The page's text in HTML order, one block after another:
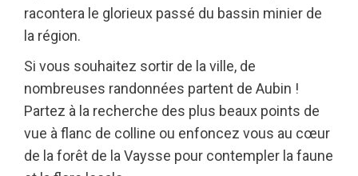
racontera le glorieux passé du bassin minier de
la région.
Si vous souhaitez sortir de la ville, de
nombreuses randonnées partent de Aubin !
Partez à la recherche des plus beaux points de
vue à flanc de colline ou enfoncez vous au cœur
de la forêt de la Vaysse pour contempler la faune